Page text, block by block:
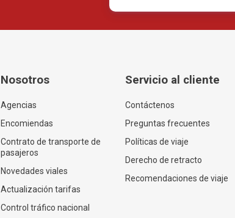
Nosotros
Agencias
Encomiendas
Contrato de transporte de
pasajeros
Novedades viales
Actualización tarifas
Control tráfico nacional
Servicio al cliente
Contáctenos
Preguntas frecuentes
Políticas de viaje
Derecho de retracto
Recomendaciones de viaje